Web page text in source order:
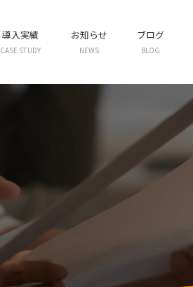
導入実績
CASE STUDY
お知らせ
NEWS
ブログ
BLOG